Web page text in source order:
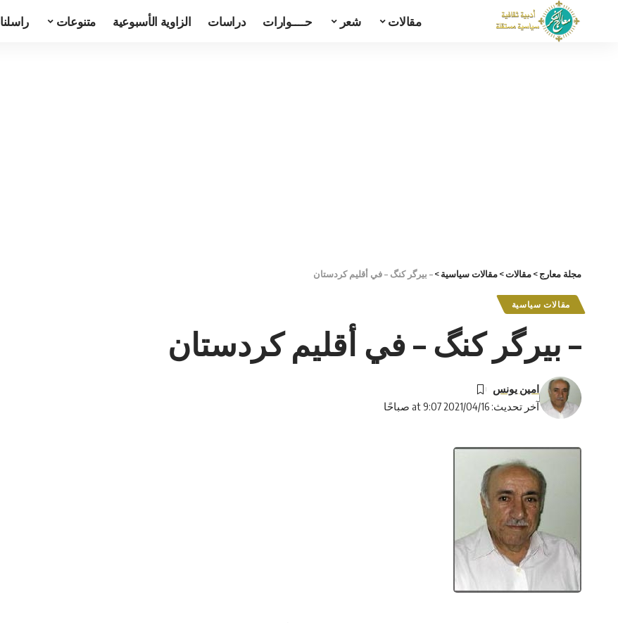
مقالات شعر حــــوارات دراسات الزاوية الأسبوعية متنوعات راسلنا
مجلة معارج>مقالات>مقالات سياسية>– بيرگر كنگ – في أقليم كردستان
مقالات سياسية
– بيرگر كنگ – في أقليم كردستان
آخر تحديث: 2021/04/16 at 9:07 صباحًا
امين يونس